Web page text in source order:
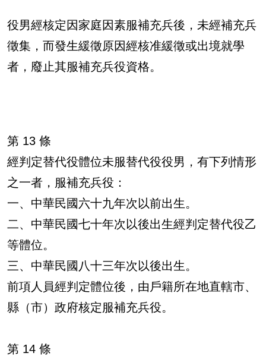
役男經核定因家庭因素服補充兵後，未經補充兵
徵集，而發生緩徵原因經核准緩徵或出境就學
者，廢止其服補充兵役資格。
第 13 條
經判定替代役體位未服替代役役男，有下列情形
之一者，服補充兵役：
一、中華民國六十九年次以前出生。
二、中華民國七十年次以後出生經判定替代役乙
等體位。
三、中華民國八十三年次以後出生。
前項人員經判定體位後，由戶籍所在地直轄市、
縣（市）政府核定服補充兵役。
第 14 條